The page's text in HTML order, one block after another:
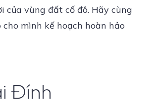
của vùng đất cố đô. Hãy cùng
cho mình kế hoạch hoàn hảo
Đính